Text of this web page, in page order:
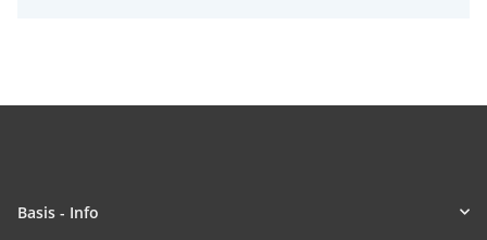
Basis - Info